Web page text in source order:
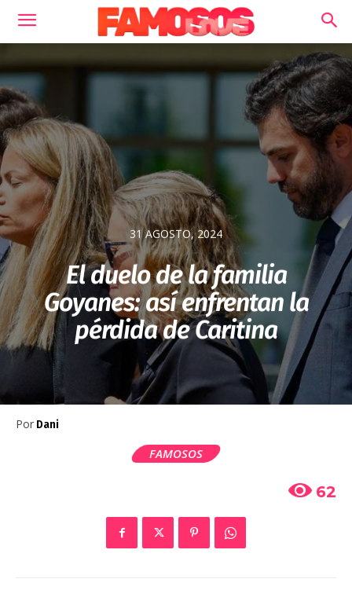
31 AGOSTO, 2024
El duelo de la familia
Goyanes: así enfrentan la
pérdida de Caritina
Por Dani
FAMOSOS
62